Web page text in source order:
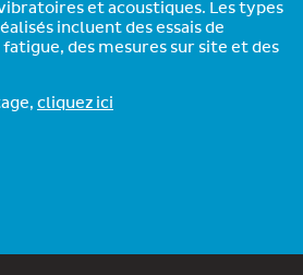
et acoustiques. Les types
incluent des essais de
fatigue, des mesures sur site et des
cliquez ici